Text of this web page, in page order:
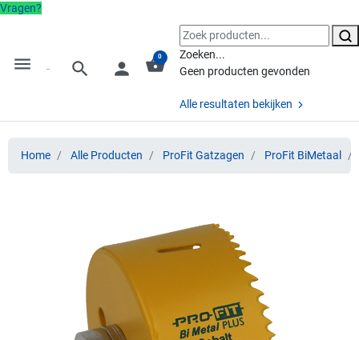
Vragen?
menu search person shopping_basket
0
Zoeken...
Geen producten gevonden
Alle resultaten bekijken
Home Alle Producten ProFit Gatzagen ProFit BiMetaal